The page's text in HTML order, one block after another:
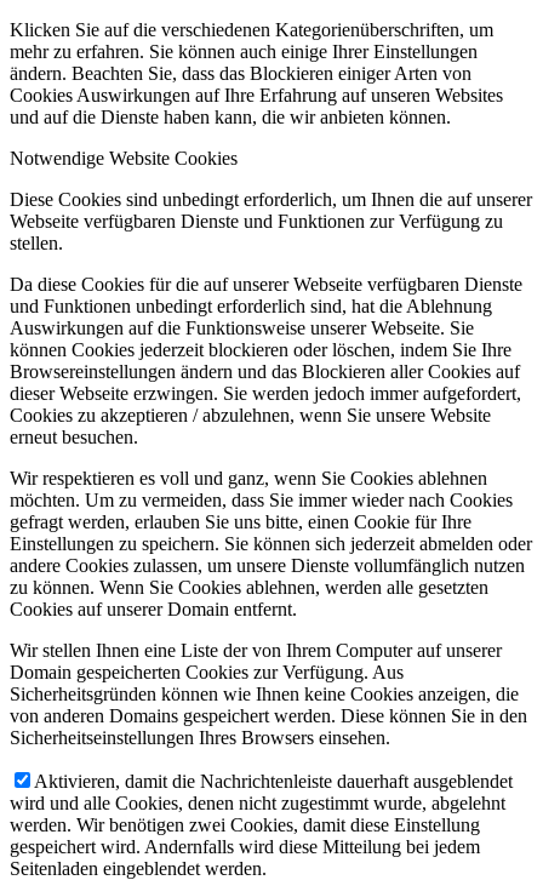
Klicken Sie auf die verschiedenen Kategorienüberschriften, um
mehr zu erfahren. Sie können auch einige Ihrer Einstellungen
ändern. Beachten Sie, dass das Blockieren einiger Arten von
Cookies Auswirkungen auf Ihre Erfahrung auf unseren Websites
und auf die Dienste haben kann, die wir anbieten können.
Notwendige Website Cookies
Diese Cookies sind unbedingt erforderlich, um Ihnen die auf unserer
Webseite verfügbaren Dienste und Funktionen zur Verfügung zu
stellen.
Da diese Cookies für die auf unserer Webseite verfügbaren Dienste
und Funktionen unbedingt erforderlich sind, hat die Ablehnung
Auswirkungen auf die Funktionsweise unserer Webseite. Sie
können Cookies jederzeit blockieren oder löschen, indem Sie Ihre
Browsereinstellungen ändern und das Blockieren aller Cookies auf
dieser Webseite erzwingen. Sie werden jedoch immer aufgefordert,
Cookies zu akzeptieren / abzulehnen, wenn Sie unsere Website
erneut besuchen.
Wir respektieren es voll und ganz, wenn Sie Cookies ablehnen
möchten. Um zu vermeiden, dass Sie immer wieder nach Cookies
gefragt werden, erlauben Sie uns bitte, einen Cookie für Ihre
Einstellungen zu speichern. Sie können sich jederzeit abmelden oder
andere Cookies zulassen, um unsere Dienste vollumfänglich nutzen
zu können. Wenn Sie Cookies ablehnen, werden alle gesetzten
Cookies auf unserer Domain entfernt.
Wir stellen Ihnen eine Liste der von Ihrem Computer auf unserer
Domain gespeicherten Cookies zur Verfügung. Aus
Sicherheitsgründen können wie Ihnen keine Cookies anzeigen, die
von anderen Domains gespeichert werden. Diese können Sie in den
Sicherheitseinstellungen Ihres Browsers einsehen.
Aktivieren, damit die Nachrichtenleiste dauerhaft ausgeblendet
wird und alle Cookies, denen nicht zugestimmt wurde, abgelehnt
werden. Wir benötigen zwei Cookies, damit diese Einstellung
gespeichert wird. Andernfalls wird diese Mitteilung bei jedem
Seitenladen eingeblendet werden.